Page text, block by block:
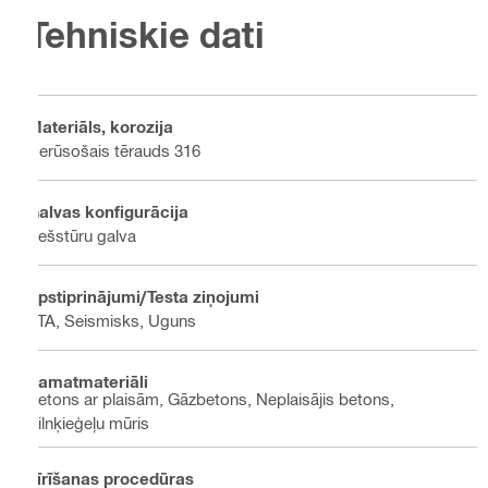
Tehniskie dati
Materiāls, korozija
Nerūsošais tērauds 316
Galvas konfigurācija
Sešstūru galva
Apstiprinājumi/Testa ziņojumi
ETA, Seismisks, Uguns
Pamatmateriāli
Betons ar plaisām, Gāzbetons, Neplaisājis betons,
Pilnķieģeļu mūris
Tīrīšanas procedūras